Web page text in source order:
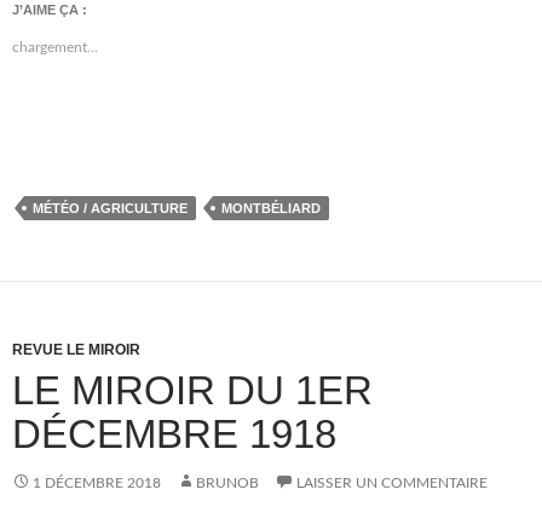
J’AIME ÇA :
chargement…
MÉTÉO / AGRICULTURE MONTBÉLIARD
REVUE LE MIROIR
LE MIROIR DU 1ER
DÉCEMBRE 1918
1 DÉCEMBRE 2018 BRUNOB LAISSER UN COMMENTAIRE